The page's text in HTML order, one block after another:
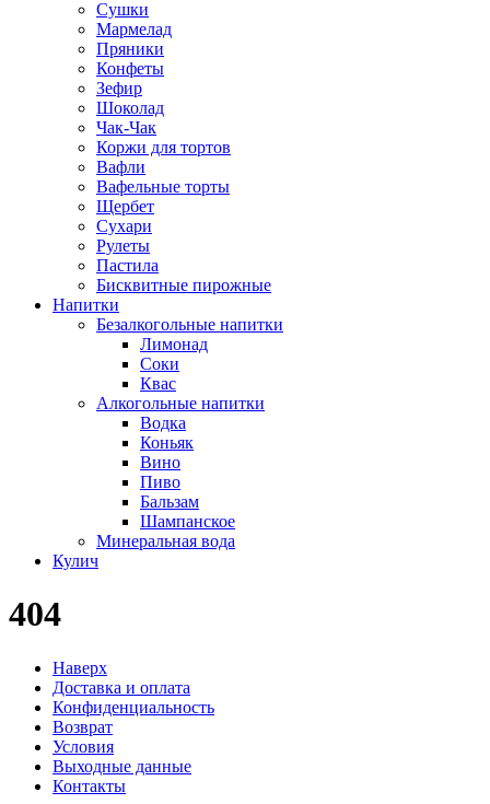
Сушки
Мармелад
Пряники
Конфеты
Зефир
Шоколад
Чак-Чак
Коржи для тортов
Вафли
Вафельные торты
Щербет
Сухари
Рулеты
Пастила
Бисквитные пирожные
Напитки
Безалкогольные напитки
Лимонад
Соки
Квас
Алкогольные напитки
Водка
Коньяк
Вино
Пиво
Бальзам
Шампанское
Минеральная вода
Кулич
404
Наверх
Доставка и оплата
Конфиденциальность
Возврат
Условия
Выходные данные
Контакты